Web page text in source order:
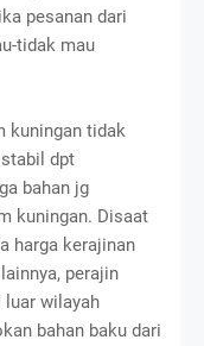
pesanan dari
tidak mau
kuningan tidak
dpt
bahan jg
kuningan. Disaat
harga kerajinan
perajin
luar wilayah
bahan baku dari